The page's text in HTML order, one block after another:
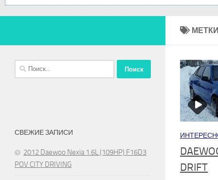
DRIFT
Найти:
СВЕЖИЕ ЗАПИСИ
2012 Daewoo Nexia 1.6L (109HP) F16D3
POV CITY DRIVING